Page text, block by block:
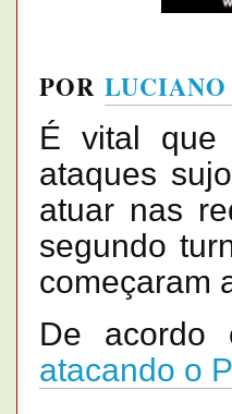
POR LUCIANO
É vital que
ataques
atuar nas
segundo
começaram
De
atacando o